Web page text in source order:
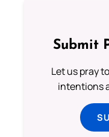
Submit
Let us pray
intentions